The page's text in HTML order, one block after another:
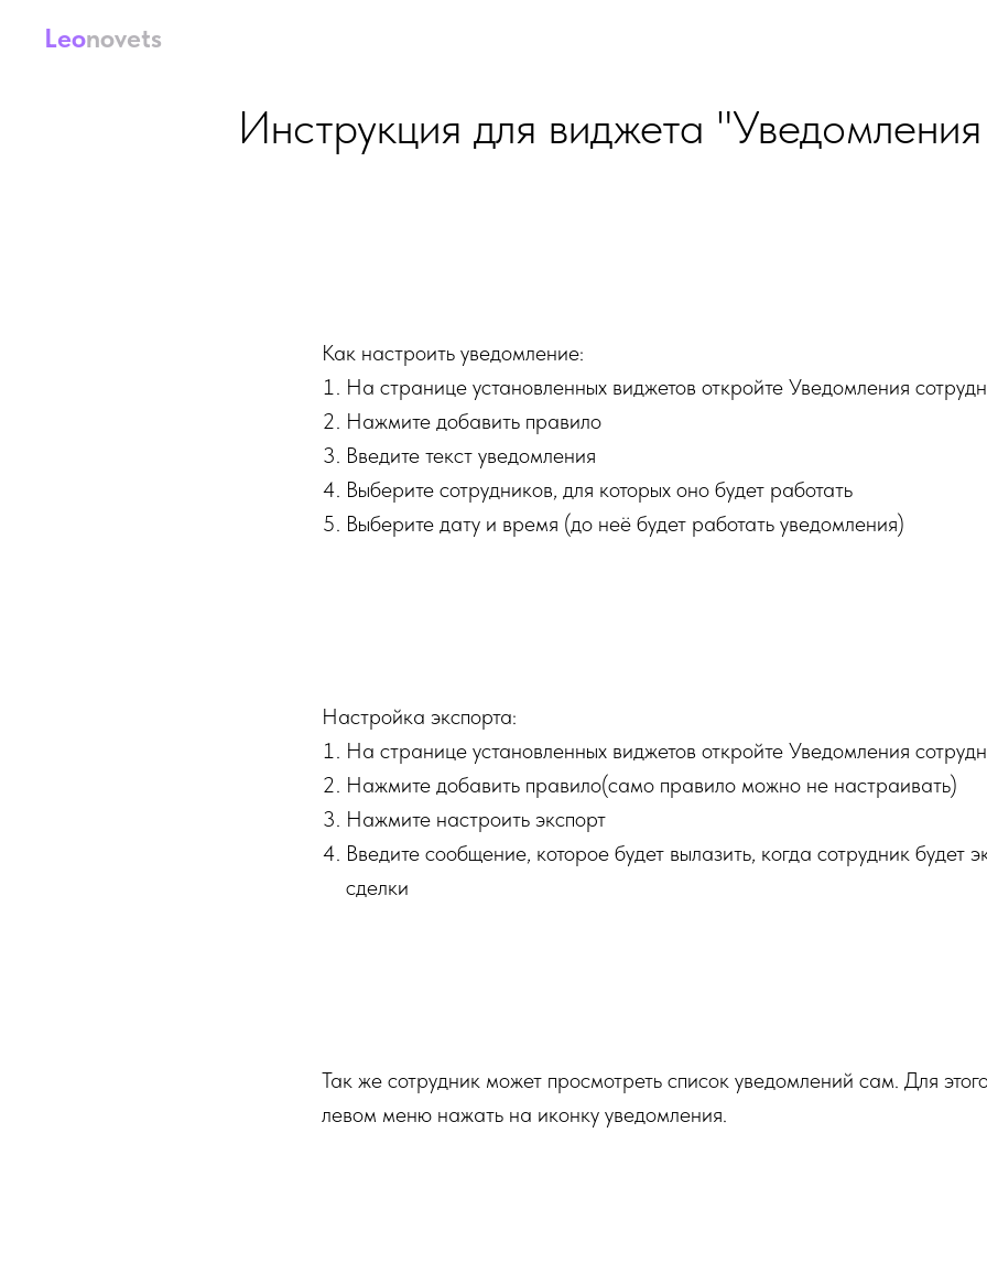
Leonovets
Инструкция для виджета
Как настроить уведомление:
На странице установленных виджетов откройте Уведомления
Нажмите добавить правило
Введите текст уведомления
Выберите сотрудников, для которых оно будет работать
Выберите дату и время (до неё будет работать уведомления)
Настройка экспорта:
На странице установленных виджетов откройте Уведомления
Нажмите добавить правило(само правило можно не настраивать)
Нажмите настроить экспорт
Введите сообщение, которое будет вылазить, когда сотрудник будет
сделки
Так же сотрудник может просмотреть список уведомлений сам. Для
левом меню нажать на иконку уведомления.